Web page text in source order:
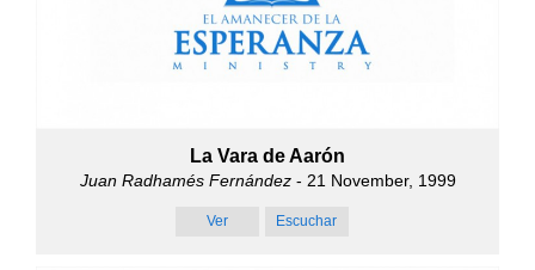
La Vara de Aarón
Juan Radhamés Fernández- 21 November, 1999
Ver Escuchar